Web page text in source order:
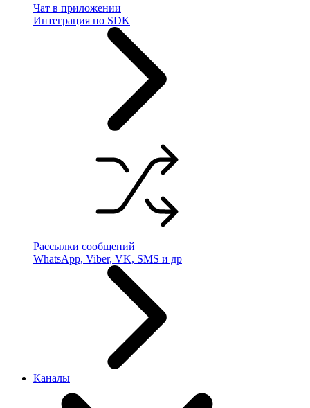
Чат в приложении
Интеграция по SDK
Рассылки сообщений
WhatsApp, Viber, VK, SMS и др
Каналы